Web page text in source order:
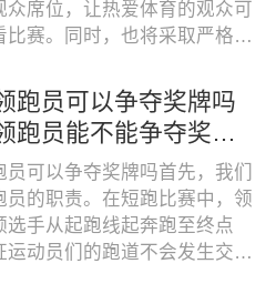
众席位，让热爱体育的观众可
比赛。同时，也将采取严格的
跑员可以争夺奖牌吗
跑员能不能争夺奖牌
员可以争夺奖牌吗首先，我们
员的职责。在短跑比赛中，领
选手从起跑线起奔跑至终点
运动员们的跑道不会发生交叉